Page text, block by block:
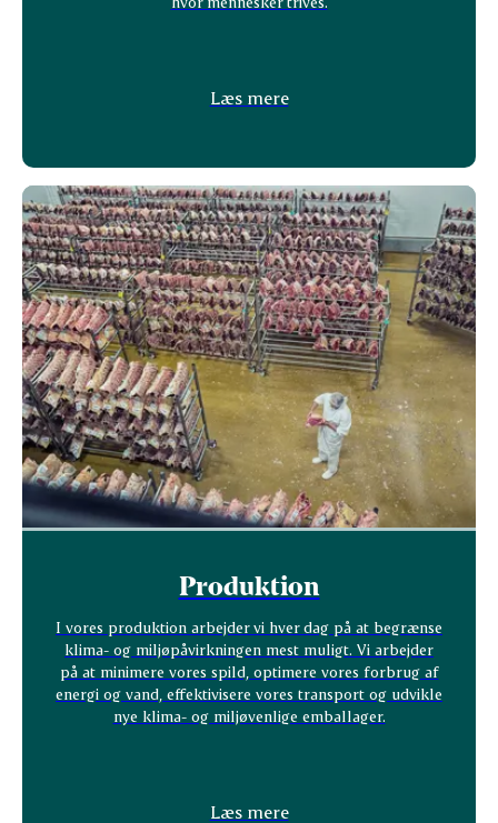
Læs mere
Produktion
I vores produktion arbejder vi hver dag på at begrænse
klima- og miljøpåvirkningen mest muligt. Vi arbejder
på at minimere vores spild, optimere vores forbrug af
energi og vand, effektivisere vores transport og udvikle
nye klima- og miljøvenlige emballager.
Læs mere